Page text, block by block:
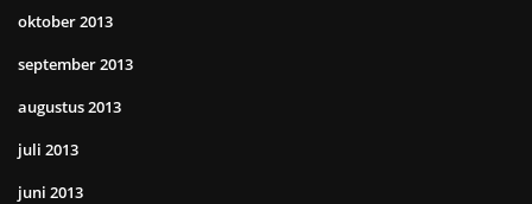
oktober 2013
september 2013
augustus 2013
juli 2013
juni 2013